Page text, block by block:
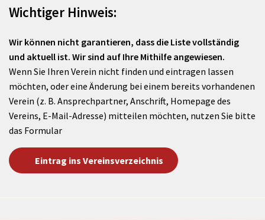
Wichtiger Hinweis:
Wir können nicht garantieren, dass die Liste vollständig
und aktuell ist. Wir sind auf Ihre Mithilfe angewiesen.
Wenn Sie Ihren Verein nicht finden und eintragen lassen
möchten, oder eine Änderung bei einem bereits vorhandenen
Verein (z. B. Ansprechpartner, Anschrift, Homepage des
Vereins, E-Mail-Adresse) mitteilen möchten, nutzen Sie bitte
das Formular
Eintrag ins Vereinsverzeichnis